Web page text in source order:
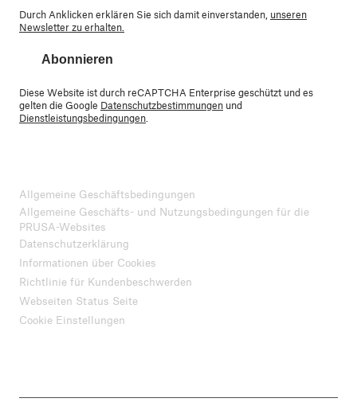
Durch Anklicken erklären Sie sich damit einverstanden, unseren
Newsletter zu erhalten.
Abonnieren
Diese Website ist durch reCAPTCHA Enterprise geschützt und es
gelten die Google Datenschutzbestimmungen und
Dienstleistungsbedingungen
Allgemeine Geschäftsbedingungen
Allgemeine Geschäfts- und Nutzungsbedingungen für die
PRUSA-Websites
Datenschutzerklärung
Informationen über Cookies
Richtlinie für Kundenbeschwerden
Webseiten Status Seite
Cookie Einstellungen